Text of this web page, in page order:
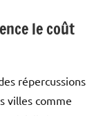
le coût
répercussions
villes comme